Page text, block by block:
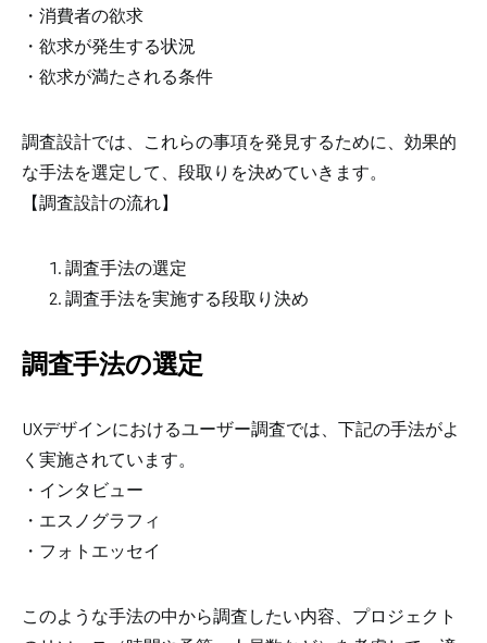
・消費者の欲求
・欲求が発生する状況
・欲求が満たされる条件
調査設計では、これらの事項を発見するために、効果的
な手法を選定して、段取りを決めていきます。
【調査設計の流れ】
調査手法の選定
調査手法を実施する段取り決め
調査手法の選定
UXデザインにおけるユーザー調査では、下記の手法がよ
く実施されています。
・インタビュー
・エスノグラフィ
・フォトエッセイ
このような手法の中から調査したい内容、プロジェクト